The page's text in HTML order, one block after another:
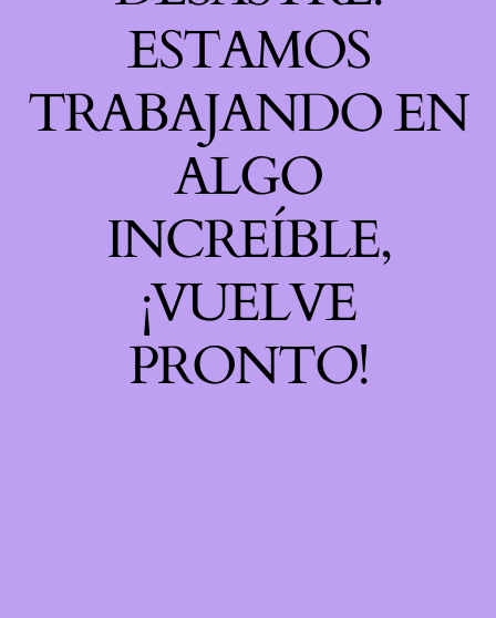
ESTAMOS
TRABAJANDO EN
ALGO
INCREÍBLE,
¡VUELVE
PRONTO!